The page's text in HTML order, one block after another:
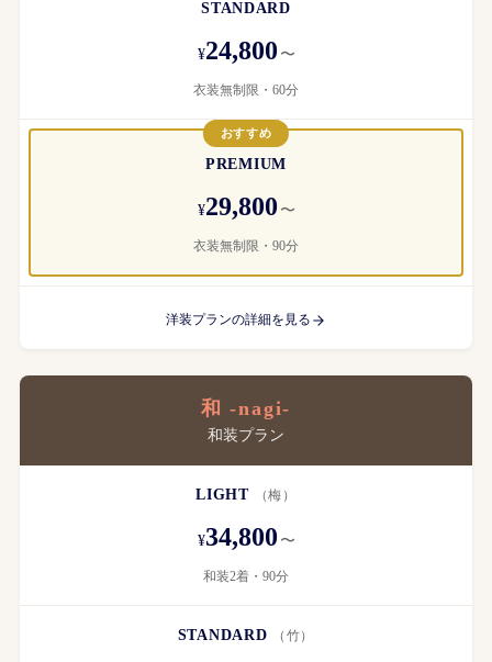
STANDARD
¥24,800 〜
衣装無制限・60分
おすすめ
PREMIUM
¥29,800 〜
衣装無制限・90分
洋装プランの詳細を見る
和 -nagi-
和装プラン
LIGHT （梅）
¥34,800 〜
和装2着・90分
STANDARD （竹）